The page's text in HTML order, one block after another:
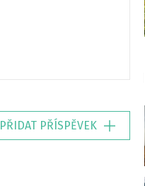
PŘIDAT PŘÍSPĚVEK